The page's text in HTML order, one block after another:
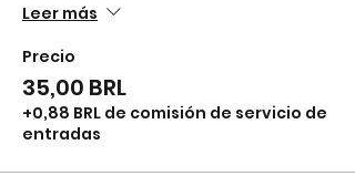
Leer más
Precio
35,00 BRL
+0,88 BRL de comisión de servicio de
entradas